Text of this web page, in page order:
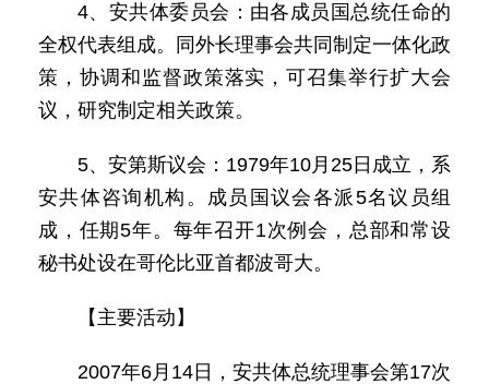
4、安共体委员会：由各成员国总统任命的
全权代表组成。同外长理事会共同制定一体化政
策，协调和监督政策落实，可召集举行扩大会
议，研究制定相关政策。
5、安第斯议会：1979年10月25日成立，系
安共体咨询机构。成员国议会各派5名议员组
成，任期5年。每年召开1次例会，总部和常设
秘书处设在哥伦比亚首都波哥大。
【主要活动】
2007年6月14日，安共体总统理事会第17次